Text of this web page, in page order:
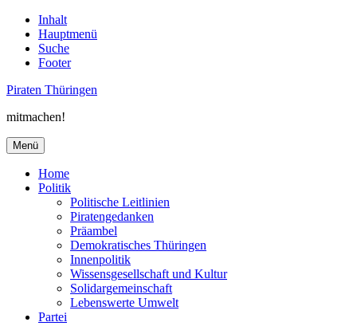
Inhalt
Hauptmenü
Suche
Footer
Piraten Thüringen
mitmachen!
Menü
Home
Politik
Politische Leitlinien
Piratengedanken
Präambel
Demokratisches Thüringen
Innenpolitik
Wissensgesellschaft und Kultur
Solidargemeinschaft
Lebenswerte Umwelt
Partei